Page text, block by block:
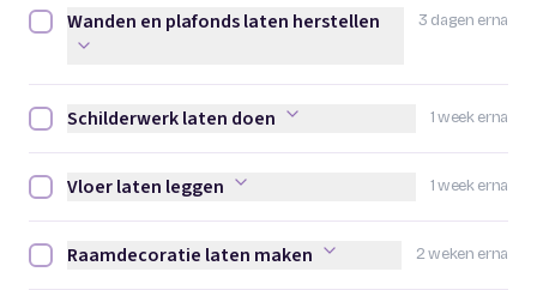
3 dagen erna
Wanden en plafonds laten herstellen afvinken
Wanden en plafonds laten herstellen
1 week erna
Schilderwerk laten doen afvinken
Schilderwerk laten doen
1 week erna
Vloer laten leggen afvinken
Vloer laten leggen
2 weken erna
Raamdecoratie laten maken afvinken
Raamdecoratie laten maken